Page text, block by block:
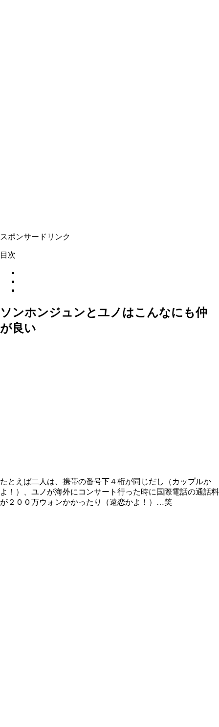
スポンサードリンク
目次
ソンホンジュンとユノはこんなにも仲
が良い
たとえば二人は、携帯の番号下４桁が同じだし（カップルか
よ！）、ユノが海外にコンサート行った時に国際電話の通話料
が２００万ウォンかかったり（遠恋かよ！）…笑